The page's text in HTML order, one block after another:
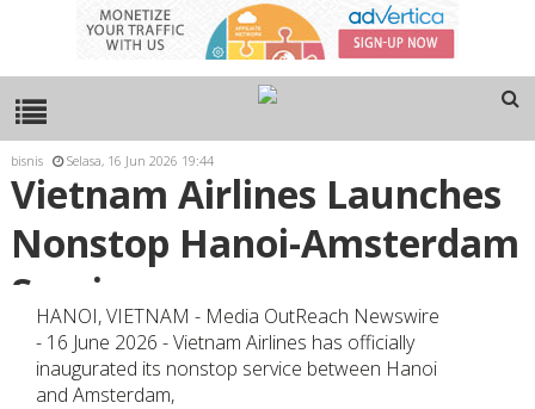
bisnis Selasa, 16 Jun 2026 19:44
Vietnam Airlines Launches
Nonstop Hanoi-Amsterdam
Service
HANOI, VIETNAM - Media OutReach Newswire
- 16 June 2026 - Vietnam Airlines has officially
inaugurated its nonstop service between Hanoi
and Amsterdam,